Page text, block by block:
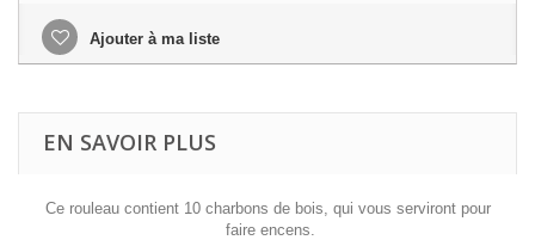
Ajouter à ma liste
EN SAVOIR PLUS
Ce rouleau contient 10 charbons de bois, qui vous serviront pour
faire encens.